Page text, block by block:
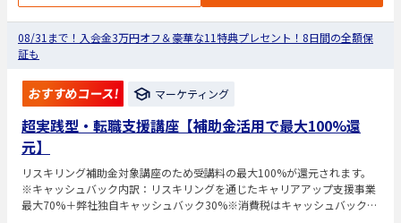
08/31まで！入会金3万円オフ＆豪華な11特典プレセント！8日間の全額保
証も
おすすめコース! マーケティング
超実践型・転職支援講座【補助金活用で最大100%還
元】
リスキリング補助金対象講座のため受講料の最大100%が還元されます。
※キャッシュバック内訳：リスキリングを通じたキャリアアップ支援事業
最大70%＋弊社独自キャッシュバック30%※消費税はキャッシュバック対